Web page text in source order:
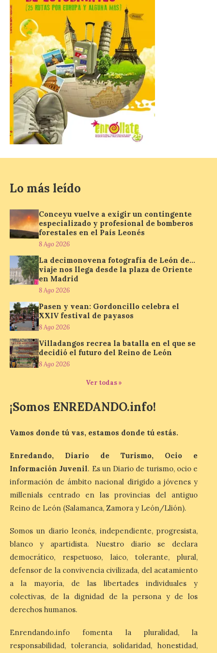
Incide en que el eclipse se
verá desde múltiples
puntos de la ciudad, por lo
que no será necesario
desplazarse y se
recomienda no acudir a Gijón/Xixón en
coche ni usarlo ese día. Los accesos a
la Campa Torres y La […]
La decimonovena
fotografía de León de…
viaje nos llega desde la
Madrid
de…viaje. Una iniciativa
organizado por la sección
juvenil de la Asociación
Conceyu País Llionés y el Diario de
Turismo, Ocio e Información para
jóvenes “Enredando.info”. Pilar Aller Aller
nos envía la décimo […]
Los minerales y sus usos
más comunes centran la
nueva exposición del
Museo de la Siderurgia y
la Minería de Sabero
8 Ago 2026
inaugurará el sábado día 8
de agosto a las doce y
durante la ‘Feria de
minerales, rocas y fósiles de Castilla y
mes de noviembre, con […]
La Bañeza inicia sus
fiestas con el pregón a
cargo de Arturo Martínez
El Ayuntamiento de La
Martínez Matilla como
pregonero de las Fiestas
2026. Tendrá lugar este
sábado 8 de agosto a las 21,00 horas en el
Matilla, […]
Lo más leído
Conceyu vuelve a exigir un contingente
especializado y profesional de bomberos
forestales en el País Leonés
8 Ago 2026
La decimonovena fotografía de León de…
viaje nos llega desde la plaza de Oriente
en Madrid
8 Ago 2026
Pasen y vean: Gordoncillo celebra el
XXIV festival de payasos
8 Ago 2026
Villadangos recrea la batalla en el que se
decidió el futuro del Reino de León
8 Ago 2026
Ver todas »
¡Somos ENREDANDO.info!
Vamos donde tú vas, estamos donde tú estás.
Enredando, Diario de Turismo, Ocio e
Información Juvenil. Es un Diario de turismo, ocio e
información de ámbito nacional dirigido a jóvenes y
millenials centrado en las provincias del antiguo
Reino de León (Salamanca, Zamora y León/Llión).
Somos un diario leonés, independiente, progresista,
blanco y apartidista. Nuestro diario se declara
democrático, respetuoso, laico, tolerante, plural,
defensor de la convivencia civilizada, del acatamiento
a la mayoría, de las libertades individuales y
colectivas, de la dignidad de la persona y de los
derechos humanos.
Enrendando.info fomenta la pluralidad, la
responsabilidad, tolerancia, solidaridad, honestidad,